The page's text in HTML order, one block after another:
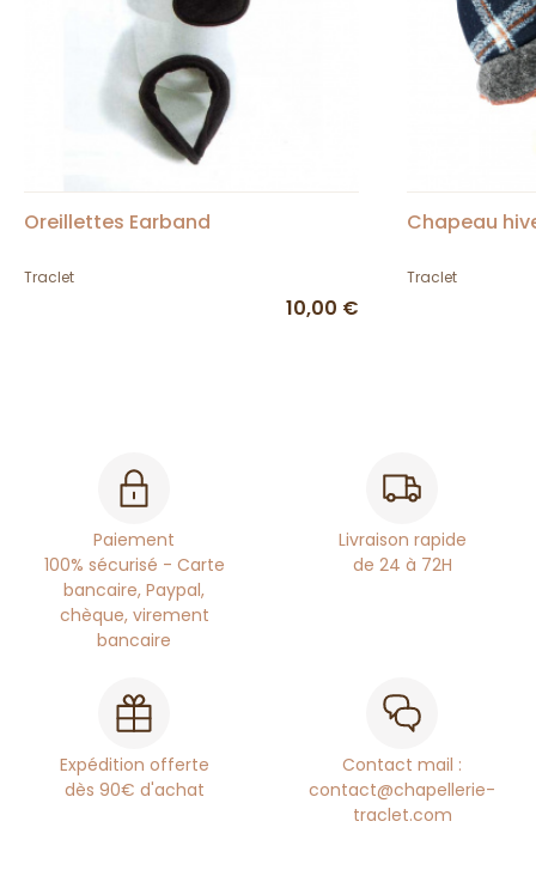
Oreillettes Earband
Traclet
10,00 €
Chapeau
Traclet
Paiement
100% sécurisé - Carte
bancaire, Paypal,
chèque, virement
bancaire
Livraison rapide
de 24 à 72H
Expédition offerte
dès 90€ d'achat
Contact mail :
contact@chapellerie-
traclet.com